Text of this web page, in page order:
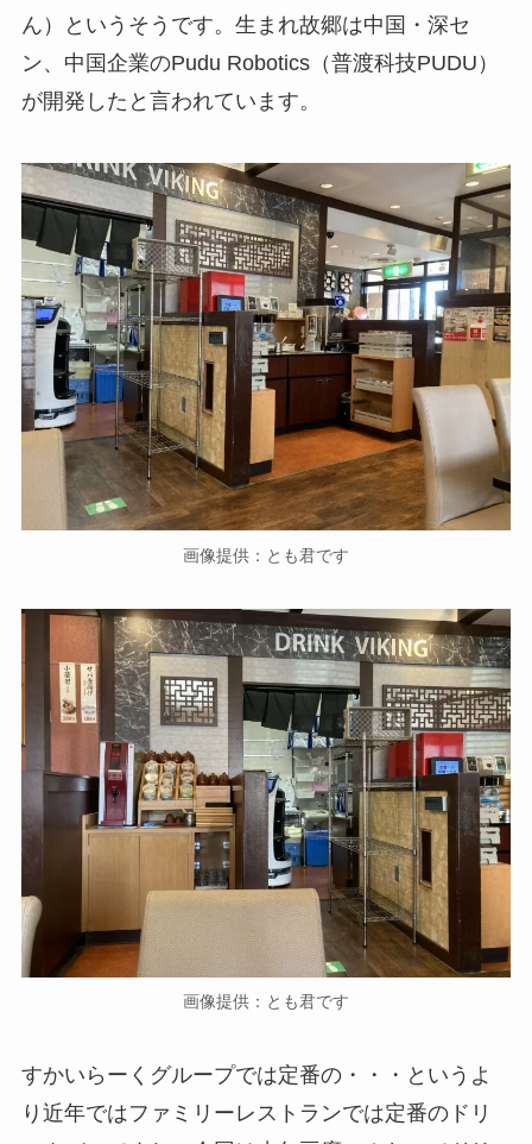
ん）というそうです。生まれ故郷は中国・深セ
ン、中国企業のPudu Robotics（普渡科技PUDU）
が開発したと言われています。
画像提供：とも君です
画像提供：とも君です
すかいらーくグループでは定番の・・・というよ
り近年ではファミリーレストランでは定番のドリ